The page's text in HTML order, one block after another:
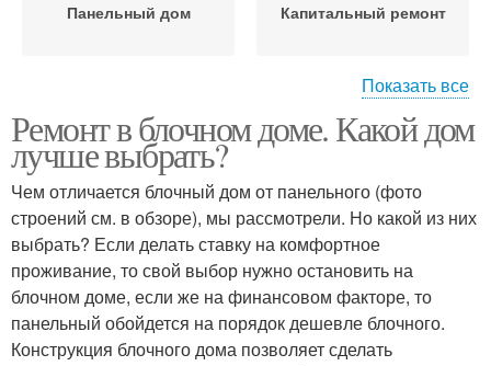
Панельный дом Капитальный ремонт
Квартиры в панельном
доме
Ремонт в панельных
домах
Кухни в панельном
доме
Ремонт в панельной
девятиэтажке
Показать все
Ремонт в блочном доме. Какой дом
лучше выбрать?
Чем отличается блочный дом от панельного (фото
строений см. в обзоре), мы рассмотрели. Но какой из них
выбрать? Если делать ставку на комфортное
проживание, то свой выбор нужно остановить на
блочном доме, если же на финансовом факторе, то
панельный обойдется на порядок дешевле блочного.
Конструкция блочного дома позволяет сделать